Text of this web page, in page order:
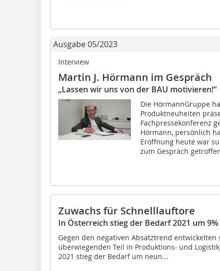
Ausgabe 05/2023
Interview
Martin J. Hörmann im Gespräch
„Lassen wir uns von der BAU motivieren!“
Die HörmannGruppe
Produktneuheiten
Fachpressekonferenz
Hörmann, persönlich
Eröffnung heute war
zum Gespräch
Zuwachs für Schnelllauftore
In Österreich stieg der Bedarf 2021 um 9%
Gegen den negativen Absatztrend
überwiegenden Teil in Produktions- und
2021 stieg der Bedarf um neun...